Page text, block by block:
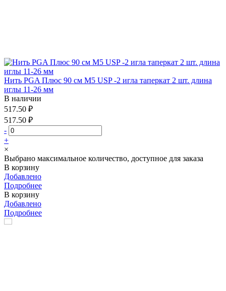
Нить PGA Плюс 90 см М5 USP -2 игла таперкат 2 шт. длина
иглы 11-26 мм
В наличии
517.50 ₽
517.50 ₽
-
+
×
Выбрано максимальное количество, доступное для заказа
В корзину
Добавлено
Подробнее
В корзину
Добавлено
Подробнее